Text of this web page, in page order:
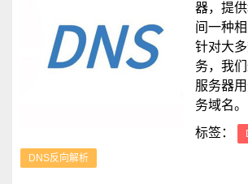
器，提
间一种
针对大
务，我
服务器
务域名。
标签：
DNS反向解析